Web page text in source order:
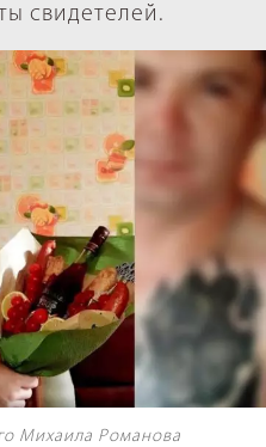
свидетелей.
Михаила Романова